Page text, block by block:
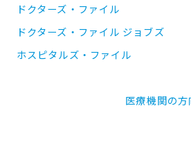
ドクターズ・ファイル
ドクターズ・ファイル ジョブズ
ホスピタルズ・ファイル
医療機関の